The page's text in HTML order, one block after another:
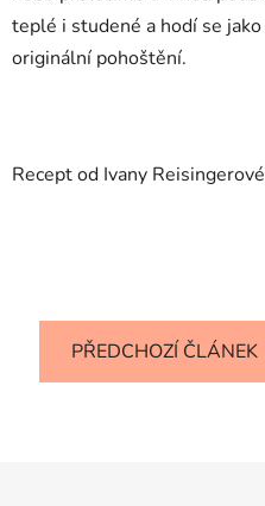
teplé i studené a hodí se
originální pohoštění.
Recept od Ivany Reisingerové
PŘEDCHOZÍ ČLÁNEK